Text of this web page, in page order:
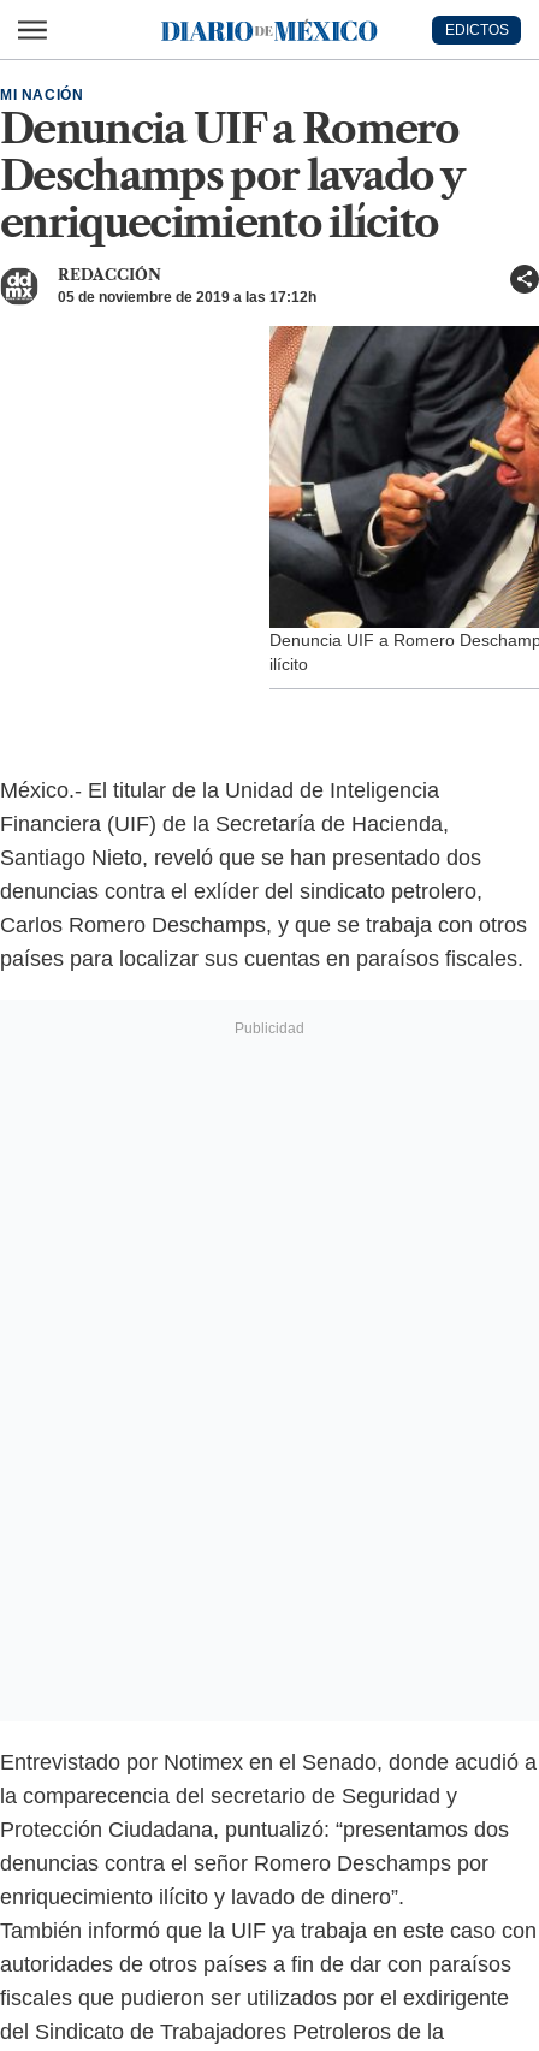
Diario de México
EDICTOS
Denuncia UIF a Romero
Deschamps por lavado y
enriquecimiento ilícito
MI NACIÓN
REDACCIÓN
05 de noviembre de 2019 a las 17:12h
Denuncia UIF a Romero
ilícito
México.- El titular de la Unidad de Inteligencia
Financiera (UIF) de la Secretaría de Hacienda,
Santiago Nieto, reveló que se han presentado dos
denuncias contra el exlíder del sindicato petrolero,
Carlos Romero Deschamps, y que se trabaja con otros
países para localizar sus cuentas en paraísos fiscales.
Entrevistado por Notimex en el Senado, donde acudió a
la comparecencia del secretario de Seguridad y
Protección Ciudadana, puntualizó: “presentamos dos
denuncias contra el señor Romero Deschamps por
enriquecimiento ilícito y lavado de dinero”.
También informó que la UIF ya trabaja en este caso con
autoridades de otros países a fin de dar con paraísos
fiscales que pudieron ser utilizados por el exdirigente
del Sindicato de Trabajadores Petroleros de la